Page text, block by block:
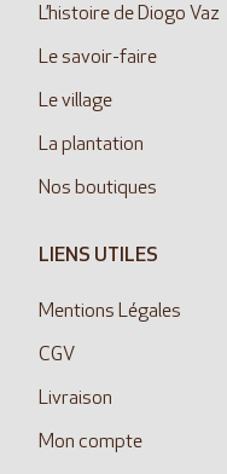
L’histoire de Diogo Vaz
Le savoir-faire
Le village
La plantation
Nos boutiques
LIENS UTILES
Mentions Légales
CGV
Livraison
Mon compte